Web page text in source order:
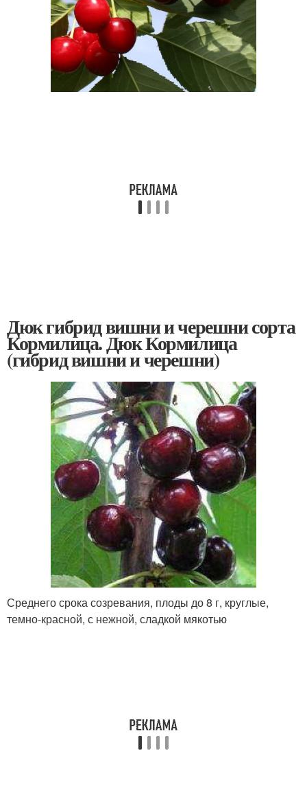
Дюк гибрид вишни и черешни сорта
Кормилица. Дюк Кормилица
(гибрид вишни и черешни)
Среднего срока созревания, плоды до 8 г, круглые,
темно-красной, с нежной, сладкой мякотью